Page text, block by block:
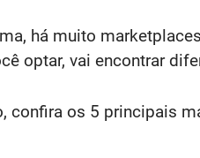
há muito
optar, vai encontrar
confira os 5 principais